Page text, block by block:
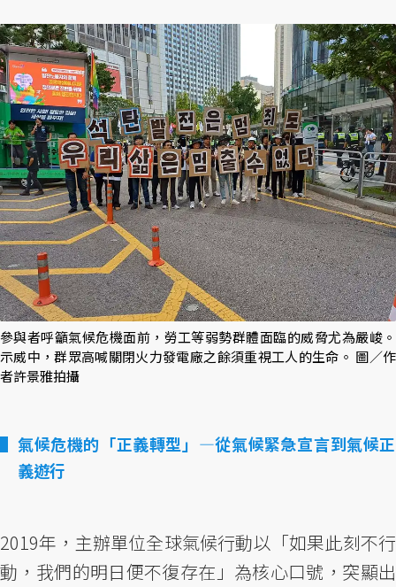
參與者呼籲氣候危機面前，勞工等弱勢群體面臨的威脅尤為嚴峻。
示威中，群眾高喊關閉火力發電廠之餘須重視工人的生命。 圖／作
者許景雅拍攝
氣候危機的「正義轉型」—從氣候緊急宣言到氣候正
義遊行
2019年，主辦單位全球氣候行動以「如果此刻不行
動，我們的明日便不復存在」為核心口號，突顯出